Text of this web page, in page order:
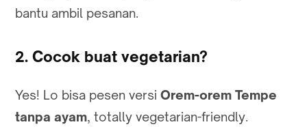
bantu ambil pesanan.
2. Cocok buat vegetarian?
Yes! Lo bisa pesen versi Orem-orem Tempe
tanpa ayam, totally vegetarian-friendly.